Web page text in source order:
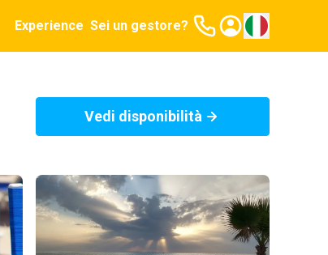
Experience Sei un gestore?
Vedi disponibilità